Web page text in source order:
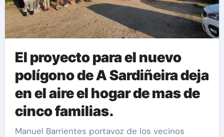
El proyecto para el nuevo
polígono de A Sardiñeira deja
en el aire el hogar de mas de
cinco familias.
Manuel Barrientes portavoz de los vecinos